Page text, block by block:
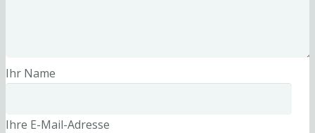
Ihr Name
Ihre E-Mail-Adresse